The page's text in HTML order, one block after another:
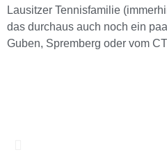
Lausitzer Tennisfamilie
das durchaus auch noch ein
Guben, Spremberg oder vom